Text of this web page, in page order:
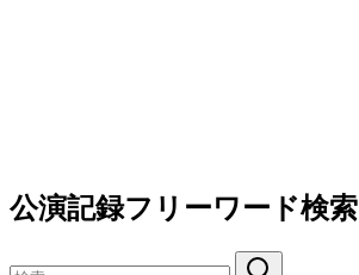
公演記録フリーワード検索